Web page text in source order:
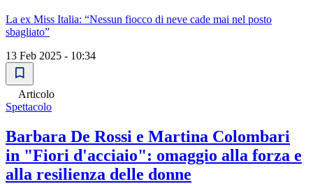
La ex Miss Italia: “Nessun fiocco di neve cade mai nel posto
sbagliato”
13 Feb 2025 - 10:34
Articolo
Spettacolo
Barbara De Rossi e Martina Colombari
in "Fiori d'acciaio": omaggio alla forza e
alla resilienza delle donne